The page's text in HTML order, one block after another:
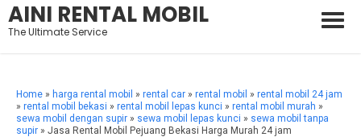
AINI RENTAL MOBIL
The Ultimate Service
Home » harga rental mobil » rental car » rental mobil » rental mobil 24 jam
» rental mobil bekasi » rental mobil lepas kunci » rental mobil murah »
sewa mobil dengan supir » sewa mobil lepas kunci » sewa mobil tanpa
supir » Jasa Rental Mobil Pejuang Bekasi Harga Murah 24 jam